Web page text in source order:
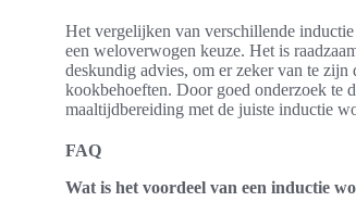
Het vergelijken van verschillende
een weloverwogen keuze. Het is
deskundig advies, om er zeker van te
kookbehoeften. Door goed onderzoek te
maaltijdbereiding met de juiste inductie
FAQ
Wat is het voordeel van een inductie